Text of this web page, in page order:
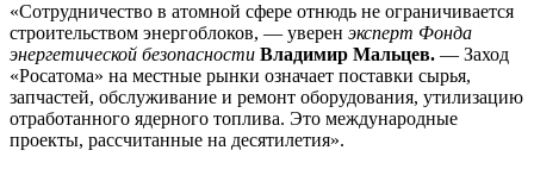
«Сотрудничество в атомной сфере отнюдь не ограничивается
строительством энергоблоков, — уверен эксперт Фонда
энергетической безопасности Владимир Мальцев. — Заход
«Росатома» на местные рынки означает поставки сырья,
запчастей, обслуживание и ремонт оборудования, утилизацию
отработанного ядерного топлива. Это международные
проекты, рассчитанные на десятилетия».